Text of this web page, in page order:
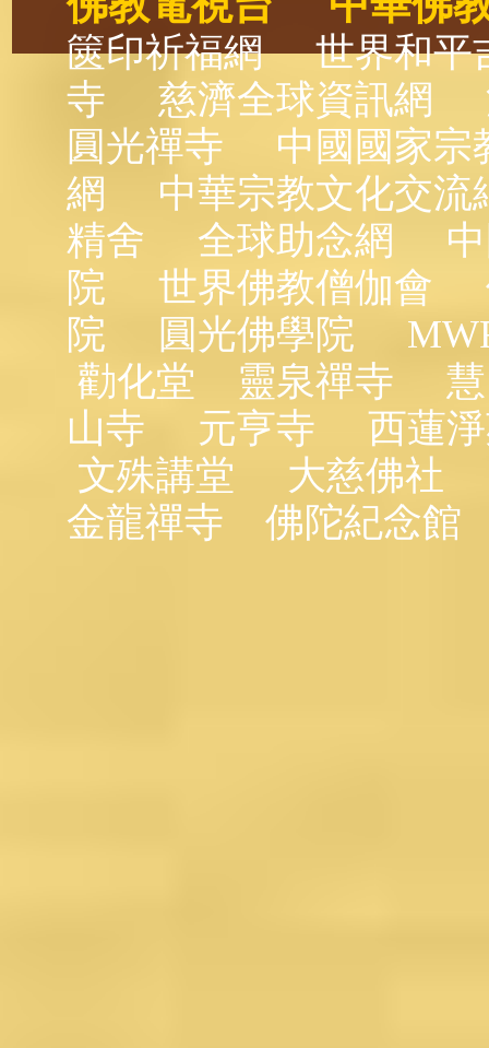
篋印祈福網
世界和平
寺
慈濟全球資訊網
圓光禪寺
中國國家宗
網
中華宗教文化交流
精舍
全球助念網
院
世界佛教僧伽會
院
圓光佛學院
勸化堂
靈泉禪寺
山寺
元亨寺
西蓮
文殊講堂
大慈佛社
金龍禪寺
佛陀紀念館